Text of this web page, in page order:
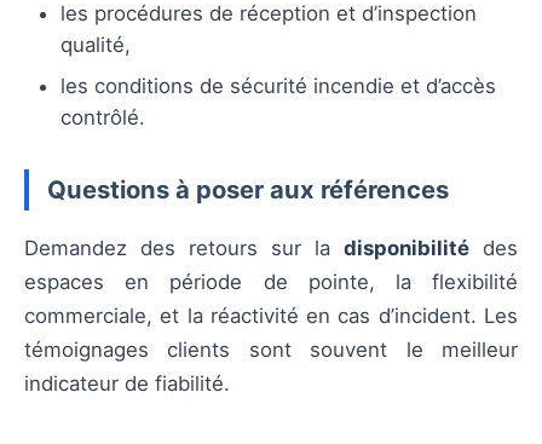
les procédures de réception et d’inspection
qualité,
les conditions de sécurité incendie et d’accès
contrôlé.
Questions à poser aux références
Demandez des retours sur la disponibilité des
espaces en période de pointe, la flexibilité
commerciale, et la réactivité en cas d’incident. Les
témoignages clients sont souvent le meilleur
indicateur de fiabilité.